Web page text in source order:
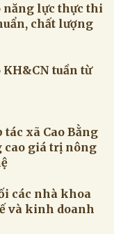
năng lực thực thi
chất lượng
tuần từ
xã Cao Bằng
giá trị nông
các nhà khoa
và kinh doanh